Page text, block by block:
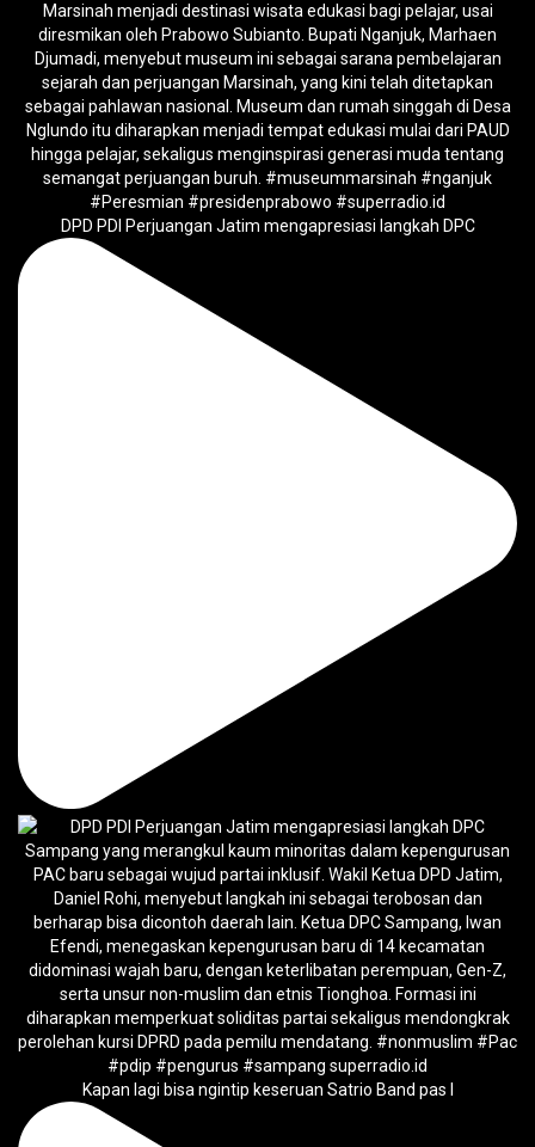
DPD PDI Perjuangan Jatim mengapresiasi langkah DPC
Kapan lagi bisa ngintip keseruan Satrio Band pas l